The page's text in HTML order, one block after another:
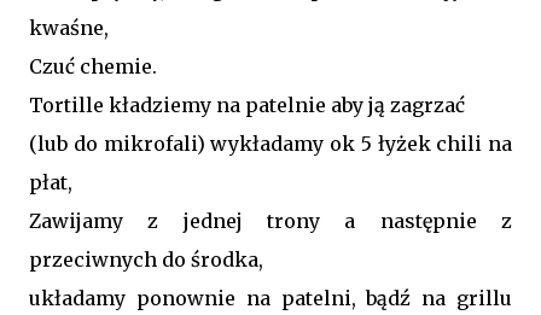
kwaśne,
Czuć chemie.
Tortille kładziemy na patelnie aby ją zagrzać
(lub do mikrofali) wykładamy ok 5 łyżek chili na
płat,
Zawijamy z jednej trony a następnie z
przeciwnych do środka,
układamy ponownie na patelni, bądź na grillu